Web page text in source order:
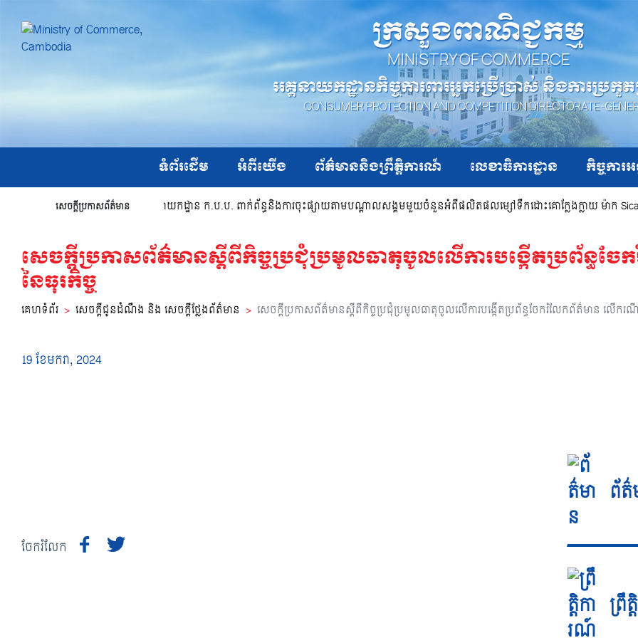
ក្រសួងពាណិជ្ជកម្ម
MINISTRY OF COMMERCE
អគ្គនាយកដ្ឋានកិច្ចការពារអ្នកប្រើប្រាស់ និងការប្រកួ
CONSUMER PROTECTION AND COMPETITION DIRECTORATE-
ទំព័រដើម អំពីយើង ព័ត៌មាននិងព្រឹត្តិការណ៍ លេខាធិការដ្ឋាន កិច្ចការ
សេចក្តីប្រកាសព័ត៌មាន
សេចក្ដីជូនដំណឹងរបស់អគ្គនាយកដ្ឋាន ក.ប.ប. ពាក់ព័ន្ធនិងការចុះផ្សាយតាមបណ្ដាលសង្គមមួយចំនួនអំពីផលិតផលម្សៅទឹកដោះគោក្លែងក្លាយ ម៉ាក
សេចក្ដីប្រកាសព័ត៌មានស្ដីពីកិច្ចប្រជុំប្រមូលធាតុចូលលើការបង្កើតប្រព័ន្ធច
នៃធុរកិច្ច
គេហទំព័រ សេចក្តីជូនដំណឹង និង សេចក្តីថ្លែងព័ត៌មាន សេចក្ដីប្រកាសព័ត៌មានស្ដីពីកិច្ចប្រជុំប្រមូលធាតុចូលលើការបង្កើតប្រព័ន្ធចែករំលែកព័ត៌មាន លើករណី
19 ខែ​មករា, 2024
ចែករំលែក
ព័ត៌
ព្រឹ